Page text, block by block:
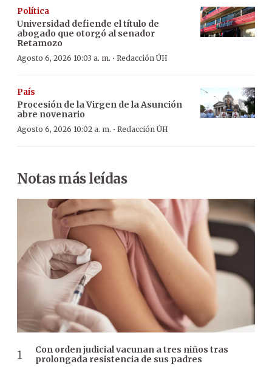
Política
Universidad defiende el título de
abogado que otorgó al senador
Retamozo
Agosto 6, 2026 10:03 a. m. · Redacción ÚH
País
Procesión de la Virgen de la Asunción
abre novenario
Agosto 6, 2026 10:02 a. m. · Redacción ÚH
Notas más leídas
Con orden judicial vacunan a tres niños tras
prolongada resistencia de sus padres